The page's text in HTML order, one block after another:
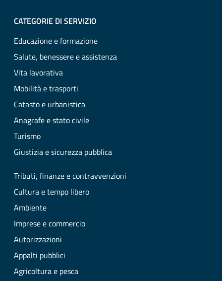
CATEGORIE DI SERVIZIO
Educazione e formazione
Salute, benessere e assistenza
Vita lavorativa
Mobilità e trasporti
Catasto e urbanistica
Anagrafe e stato civile
Turismo
Giustizia e sicurezza pubblica
Tributi, finanze e contravvenzioni
Cultura e tempo libero
Ambiente
Imprese e commercio
Autorizzazioni
Appalti pubblici
Agricoltura e pesca